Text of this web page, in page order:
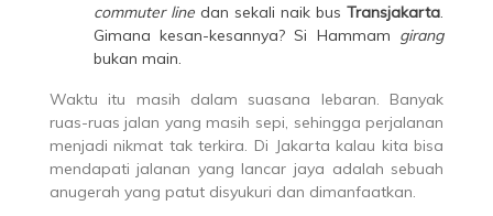
commuter linedan sekali naik busTransjakarta.
Gimana kesan-kesannya? Si Hammam girang
bukan main.
Waktu itu masih dalam suasana lebaran. Banyak
ruas-ruas jalan yang masih sepi, sehingga perjalanan
menjadi nikmat tak terkira. Di Jakarta kalau kita bisa
mendapati jalanan yang lancar jaya adalah sebuah
anugerah yang patut disyukuri dan dimanfaatkan.